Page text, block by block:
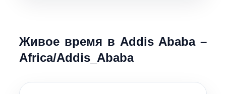
Живое время в Addis Ababa–
Africa/Addis_Ababa